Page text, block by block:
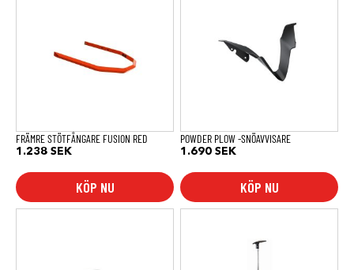
FRÄMRE STÖTFÅNGARE FUSION RED
1.238 SEK
KÖP NU
POWDER PLOW -SNÖAVVISARE
1.690 SEK
KÖP NU